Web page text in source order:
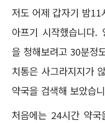
저도 어제 갑자기 밤11
아프기 시작했습니다
을 청해보려고 30분정
치통은 사그라지지가
약국을 검색해 보았습
처음에는 24시간 약